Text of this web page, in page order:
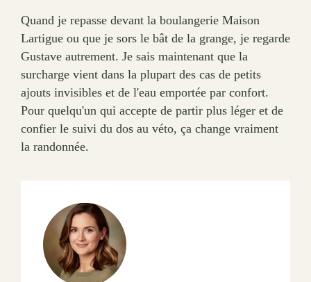
Quand je repasse devant la boulangerie Maison
Lartigue ou que je sors le bât de la grange, je regarde
Gustave autrement. Je sais maintenant que la
surcharge vient dans la plupart des cas de petits
ajouts invisibles et de l'eau emportée par confort.
Pour quelqu'un qui accepte de partir plus léger et de
confier le suivi du dos au véto, ça change vraiment
la randonnée.